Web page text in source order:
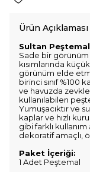
Ürün Açıklaması
Sultan Peştemal
Sade bir
kısımlarında
görünüm elde
birinci sınıf %100
ve havuzda
kullanılabilen
Yumuşacıktır ve
kaplar ve hızlı
gibi farklı
dekoratif amaçlı,
Paket İçeriği:
1 Adet Peştemal